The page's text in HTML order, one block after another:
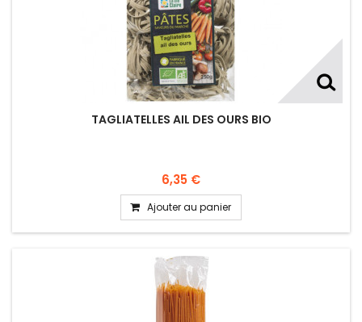
TAGLIATELLES AIL DES OURS BIO
6,35 €
Ajouter au panier